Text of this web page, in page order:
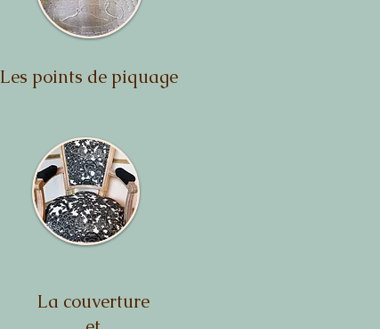
Les points de piquage
La couverture